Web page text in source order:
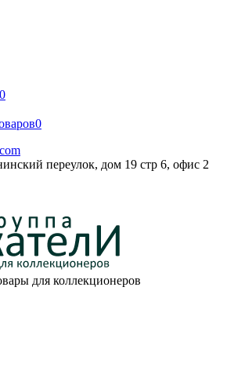
0
0
переулок, дом 19 стр 6, офис 2
для коллекционеров